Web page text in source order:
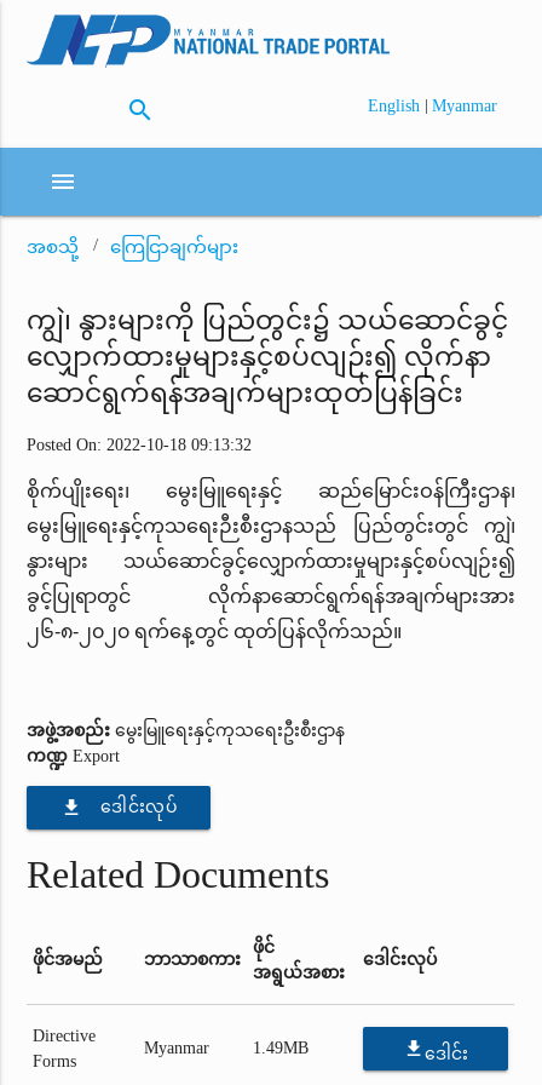
search English | Myanmar
menu
အစသို့ ကြေငြာချက်များ
ကျွဲ၊ နွားများကို ပြည်တွင်း၌ သယ်ဆောင်ခွင့်
လျှောက်ထားမှုများနှင့်စပ်လျဉ်း၍ လိုက်နာ
ဆောင်ရွက်ရန်အချက်များထုတ်ပြန်ခြင်း
Posted On: 2022-10-18 09:13:32
စိုက်ပျိုးရေး၊ မွေးမြူရေးနှင့် ဆည်မြောင်းဝန်ကြီးဌာန၊
မွေးမြူရေးနှင့်ကုသရေးဉီးစီးဌာနသည် ပြည်တွင်းတွင် ကျွဲ၊
နွားများ သယ်ဆောင်ခွင့်လျှောက်ထားမှုများနှင့်စပ်လျဉ်း၍
ခွင့်ပြုရာတွင် လိုက်နာဆောင်ရွက်ရန်အချက်များအား
၂၆-၈-၂၀၂၀ ရက်နေ့တွင် ထုတ်ပြန်လိုက်သည်။
အဖွဲ့အစည်း မွေးမြူရေးနှင့်ကုသရေးဦးစီးဌာန
ကဏ္ဍ Export
file_download ဒေါင်းလုပ်
Related Documents
ဖိုင်အမည် ဘာသာစကား
ဖိုင်
အရွယ်အစား
ဒေါင်းလုပ်
Directive
Forms
Myanmar 1.49MB file_download ဒေါင်း